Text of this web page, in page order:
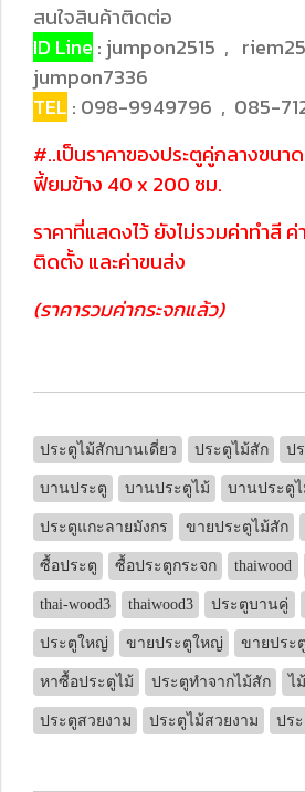
สนใจสินค้าติดต่อ
ID Line : jumpon2515 ,
jumpon7336
TEL : 098-9949796 , 085-
#..เป็นราคาของประตูคู่กลางขน
ฟี้ยมข้าง 40 x 200 ซม.
ราคาที่แสดงไว้ ยังไม่รวมค่าทำสี
ติดตั้ง และค่าขนส่ง
(ราคารวมค่ากระจกแล้ว)
ประตูไม้สักบานเดี่ยว ประตูไม้สัก ป
บานประตู บานประตูไม้ บานประตู
ประตูแกะลายมังกร ขายประตูไม้สัก
ซื้อประตู ซื้อประตูกระจก thaiwood
thai-wood3 thaiwood3 ประตูบานคู่
ประตูใหญ่ ขายประตูใหญ่ ขายประ
หาซื้อประตูไม้ ประตูทำจากไม้สัก ไ
ประตูสวยงาม ประตูไม้สวยงาม ปร